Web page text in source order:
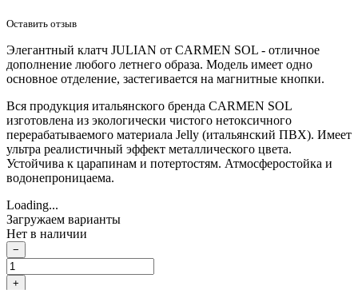
Оставить отзыв
Элегантный клатч JULIAN от CARMEN SOL - отличное
дополнение любого летнего образа. Модель имеет одно
основное отделение, застегивается на магнитные кнопки.
Вся продукция итальянского бренда CARMEN SOL
изготовлена из экологически чистого нетоксичного
перерабатываемого материала Jelly (итальянский ПВХ). Имеет
ультра реалистичный эффект металлического цвета.
Устойчива к царапинам и потертостям. Атмосферостойка и
водонепроницаема.
Loading...
Загружаем варианты
Нет в наличии
−
+